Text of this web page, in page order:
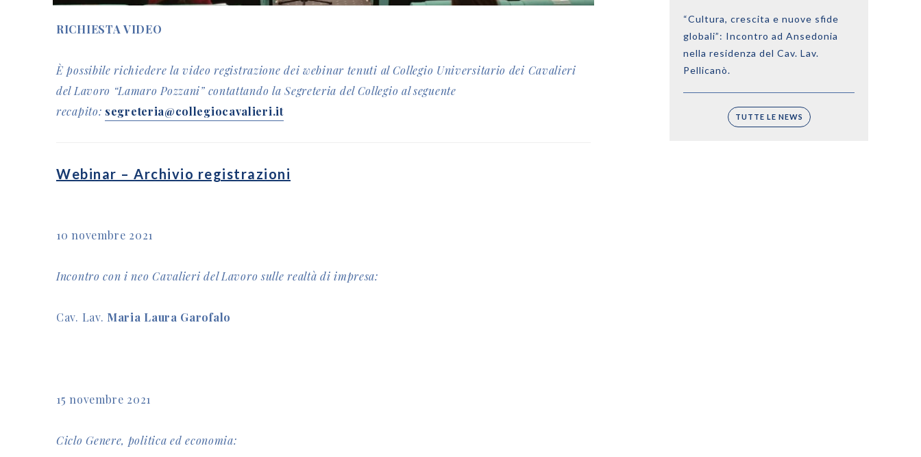
RICHIESTA VIDEO
È possibile richiedere la video registrazione dei webinar tenuti al Collegio Universitario dei Cavalieri
del Lavoro “Lamaro Pozzani” contattando la Segreteria del Collegio al seguente
recapito: segreteria@collegiocavalieri.it
Webinar – Archivio registrazioni
10 novembre 2021
Incontro con i neo Cavalieri del Lavoro sulle realtà di impresa:
Cav. Lav. Maria Laura Garofalo
15 novembre 2021
Ciclo Genere, politica ed economia:
“Cultura, crescita e nuove sfide
globali”: Incontro ad Ansedonia
nella residenza del Cav. Lav.
Pellicanò.
TUTTE LE NEWS